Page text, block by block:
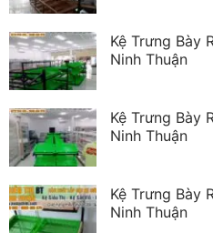
Kệ Trưng Bày
Ninh Thuận
Kệ Trưng Bày
Ninh Thuận
Kệ Trưng Bày
Ninh Thuận